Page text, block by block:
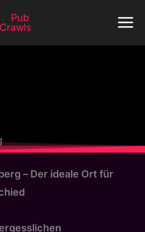
– Der ideale Ort für